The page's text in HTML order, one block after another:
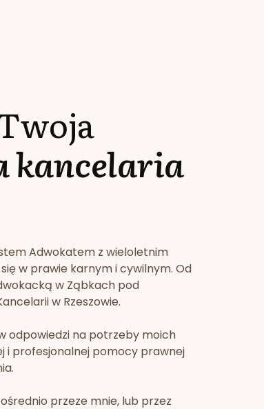
kancelaria
Adwokatem z wieloletnim
w prawie karnym i cywilnym. Od
w Ząbkach pod
w Rzeszowie.
odpowiedzi na potrzeby moich
i profesjonalnej pomocy prawnej
przeze mnie, lub przez